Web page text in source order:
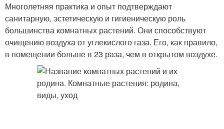
Многолетняя практика и опыт подтверждают
санитарную, эстетическую и гигиеническую роль
большинства комнатных растений. Они способствуют
очищению воздуха от углекислого газа. Его, как правило,
в помещении больше в 23 раза, чем в открытом воздухе.